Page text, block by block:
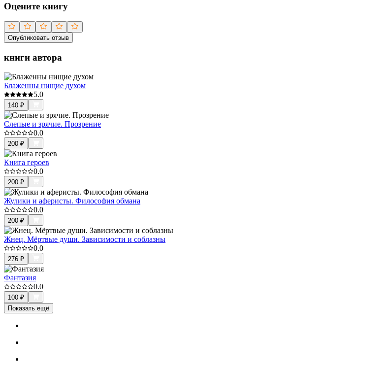
Оцените книгу
Опубликовать отзыв
книги автора
Блаженны нищие духом
5.0
140 ₽
Слепые и зрячие. Прозрение
0.0
200 ₽
Книга героев
0.0
200 ₽
Жулики и аферисты. Философия обмана
0.0
200 ₽
Жнец. Мёртвые души. Зависимости и соблазны
0.0
276 ₽
Фантазия
0.0
100 ₽
Показать ещё